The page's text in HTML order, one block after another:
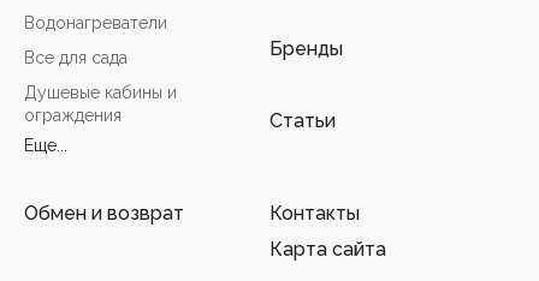
Водонагреватели
Все для сада
Душевые кабины и
ограждения
Еще...
Бренды
Статьи
Обмен и возврат
Контакты
Карта сайта